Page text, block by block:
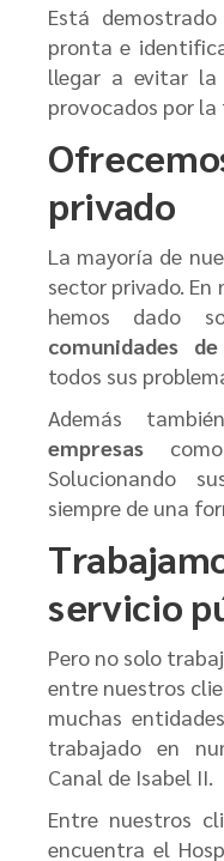
Está
pronta e
llegar a evitar la
provocados por la
privado
La mayoría de
sector privado. En
hemos dado
comunidades
todos sus
Además
empresas
Solucionando
siempre de una
servicio
Pero no solo
entre nuestros
muchas
trabajado en
Canal de Isabel II.
Entre nuestros
encuentra el